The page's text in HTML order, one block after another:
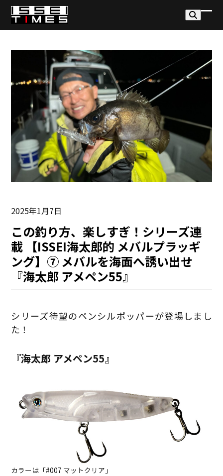
Skip
content
モ
イ
ル
ュ
ー
を
開
く
モ
イ
ル
ュ
ー
を
閉
じ
2025年1月7日
この釣り方、楽しすぎ！シリーズ連
載 【ISSEI海太郎的 メバルプラッギ
ング】⑦ メバルを海面へ誘い出せ
『海太郎 アメペン55』
シリーズ待望のペンシルポッパーが登場しまし
た！
『海太郎 アメペン55』
カラーは「#007 マットクリア」